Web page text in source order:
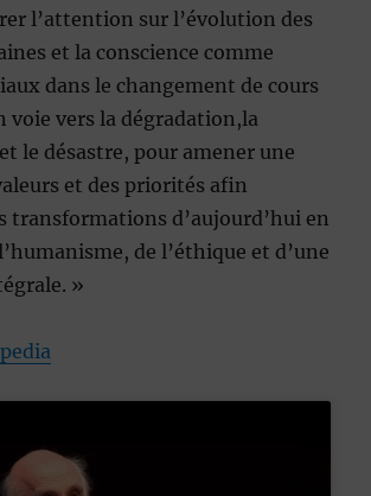
l’attention sur l’évolution des
et la conscience comme
dans le changement de cours
voie vers la dégradation,la
le désastre, pour amener une
et des priorités afin
transformations d’aujourd’hui en
de l’éthique et d’une
»